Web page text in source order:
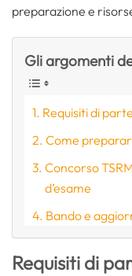
preparazione e
Gli argomenti
Requisiti di
Come
Concorso
d’esame
Bando e
Requisiti di